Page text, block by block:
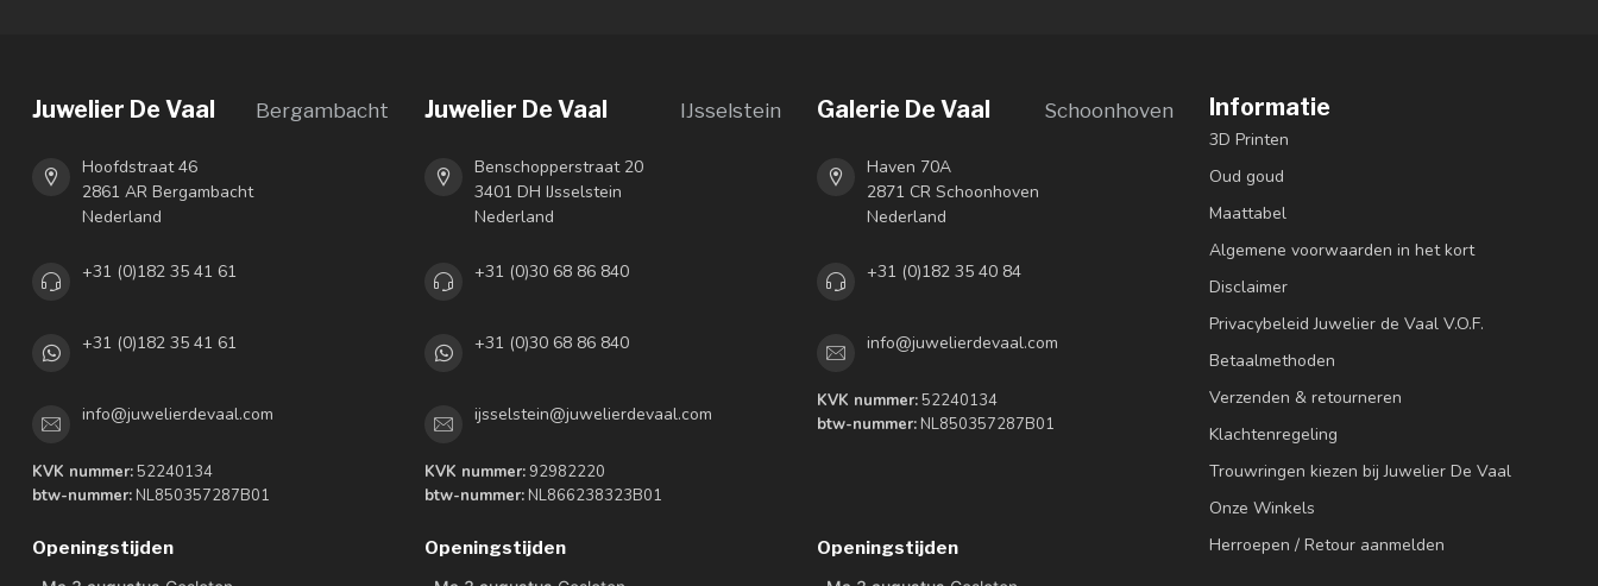
Juwelier De Vaal Bergambacht
Hoofdstraat 46
2861 AR Bergambacht
Nederland
+31 (0)182 35 41 61
+31 (0)182 35 41 61
info@juwelierdevaal.com
KVK nummer: 52240134
btw-nummer: NL850357287B01
Openingstijden
Juwelier De Vaal IJsselstein
Benschopperstraat 20
3401 DH IJsselstein
Nederland
+31 (0)30 68 86 840
+31 (0)30 68 86 840
ijsselstein@juwelierdevaal.com
KVK nummer:92982220
btw-nummer: NL866238323B01
Openingstijden
Galerie De Vaal Schoonhoven
Haven 70A
2871 CR Schoonhoven
Nederland
+31 (0)182 35 40 84
info@juwelierdevaal.com
KVK nummer: 52240134
btw-nummer: NL850357287B01
Openingstijden
Informatie
3D Printen
Oud goud
Maattabel
Algemene voorwaarden in het kort
Disclaimer
Privacybeleid Juwelier de Vaal V.O.F.
Betaalmethoden
Verzenden & retourneren
Klachtenregeling
Trouwringen kiezen bij Juwelier De Vaal
Onze Winkels
Herroepen / Retour aanmelden